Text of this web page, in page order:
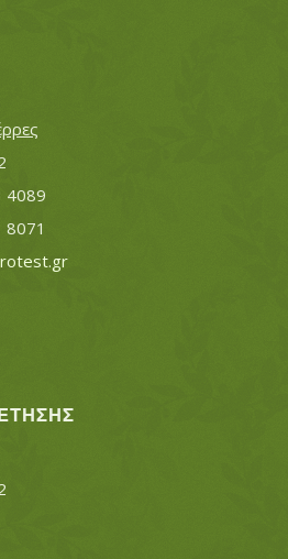
93 4089
8071